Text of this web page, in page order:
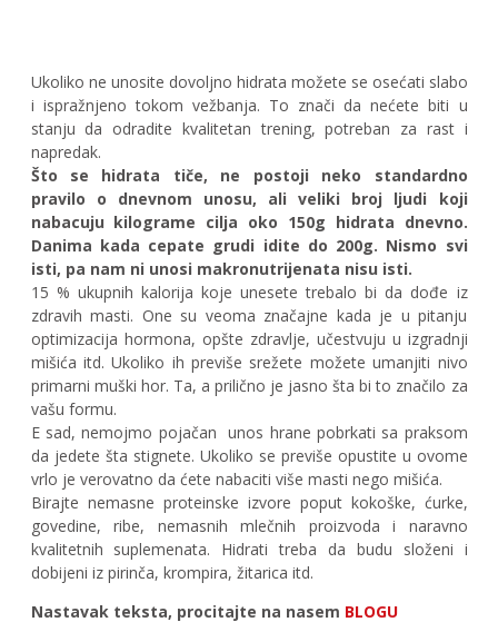
Ukoliko ne unosite dovoljno hidrata možete se osećati slabo
i ispražnjeno tokom vežbanja. To znači da nećete biti u
stanju da odradite kvalitetan trening, potreban za rast i
napredak.
Što se hidrata tiče, ne postoji neko standardno
pravilo o dnevnom unosu, ali veliki broj ljudi koji
nabacuju kilograme cilja oko 150g hidrata dnevno.
Danima kada cepate grudi idite do 200g. Nismo svi
isti, pa nam ni unosi makronutrijenata nisu isti.
15 % ukupnih kalorija koje unesete trebalo bi da dođe iz
zdravih masti. One su veoma značajne kada je u pitanju
optimizacija hormona, opšte zdravlje, učestvuju u izgradnji
mišića itd. Ukoliko ih previše srežete možete umanjiti nivo
primarni muški hor. Ta, a prilično je jasno šta bi to značilo za
vašu formu.
E sad, nemojmo pojačan unos hrane pobrkati sa praksom
da jedete šta stignete. Ukoliko se previše opustite u ovome
vrlo je verovatno da ćete nabaciti više masti nego mišića.
Birajte nemasne proteinske izvore poput kokoške, ćurke,
govedine, ribe, nemasnih mlečnih proizvoda i naravno
kvalitetnih suplemenata. Hidrati treba da budu složeni i
dobijeni iz pirinča, krompira, žitarica itd.
Nastavak teksta, procitajte na nasem BLOGU